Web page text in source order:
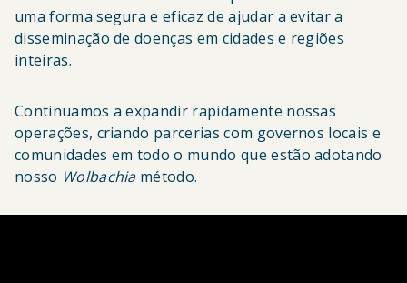
uma forma segura e eficaz de ajudar a evitar a
disseminação de doenças em cidades e regiões
inteiras.
Continuamos a expandir rapidamente nossas
operações, criando parcerias com governos locais e
comunidades em todo o mundo que estão adotando
nosso Wolbachiamétodo.